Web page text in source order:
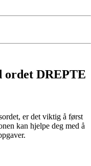
ordet DREPTE
er det viktig å først
kan hjelpe deg med å